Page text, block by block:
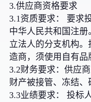
3.供应商资格要求
3.1资质要求： 要求
中华人民共和国注
立法人的分支机构。
造商，须使用自有品
3.2财务要求：供应
财产被接管、冻结、
3.3业绩要求： 投标